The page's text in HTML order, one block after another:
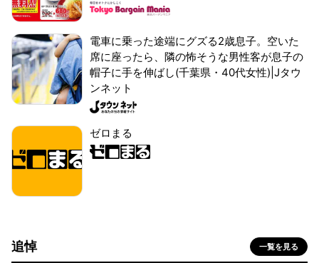
電車に乗った途端にグズる2歳息子。空いた
席に座ったら、隣の怖そうな男性客が息子の
帽子に手を伸ばし(千葉県・40代女性)|Jタウ
ンネット
ゼロまる
追悼 一覧を見る